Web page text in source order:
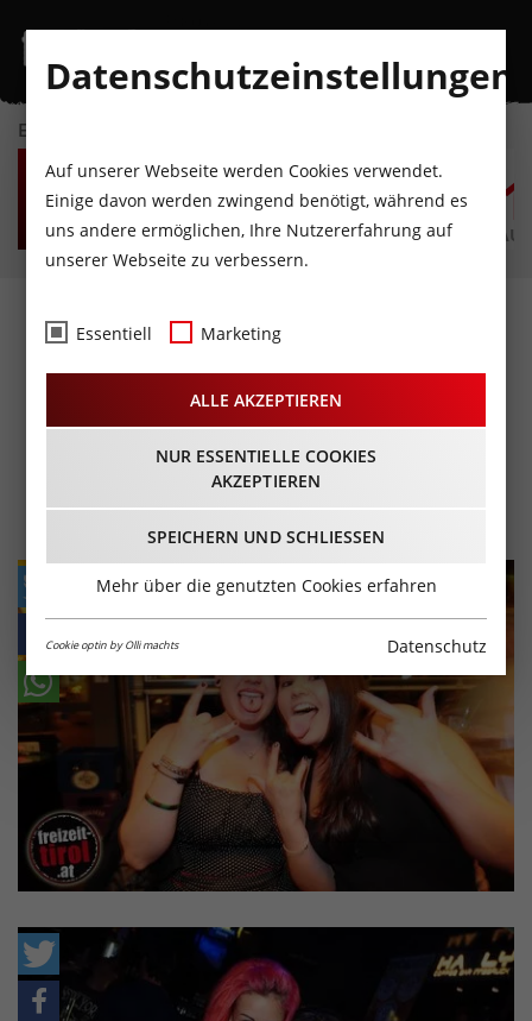
EVENTKALENDER
FR
7
AUGUST
SA
8
AUGUST
SO
9
AUGUST
MO
10
AUGUST
DI
11
AUGUST
Fotos- Haly
05.07.2014
Datenschutzeinstellungen
Auf unserer Webseite werden Cookies verwendet.
Einige davon werden zwingend benötigt, während es
uns andere ermöglichen, Ihre Nutzererfahrung auf
unserer Webseite zu verbessern.
Essentiell Marketing
ALLE AKZEPTIEREN
NUR ESSENTIELLE COOKIES
AKZEPTIEREN
SPEICHERN UND SCHLIESSEN
Mehr über die genutzten Cookies erfahren
Cookie optin by Olli machts Datenschutz